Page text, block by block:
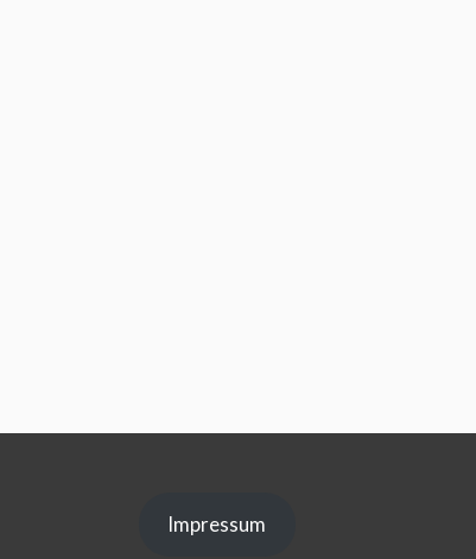
Impressum